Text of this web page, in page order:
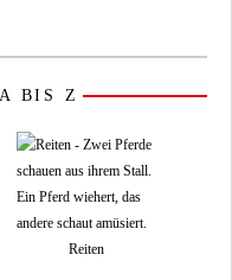
BIS Z
Reiten